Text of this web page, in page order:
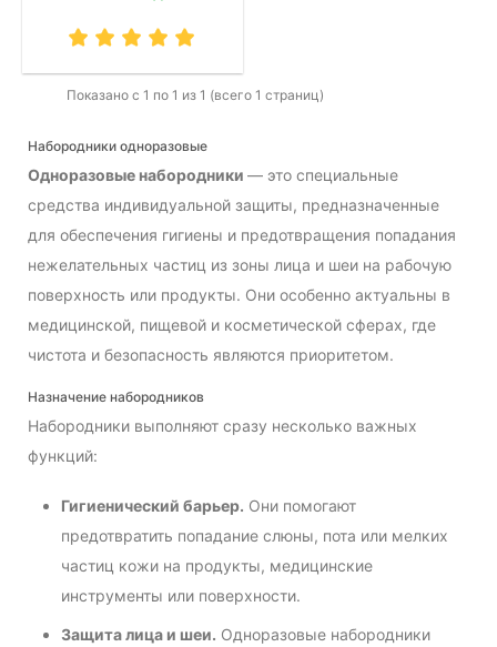
Показано с 1 по 1 из 1 (всего 1 страниц)
Набородники одноразовые
Одноразовые набородники — это специальные
средства индивидуальной защиты, предназначенные
для обеспечения гигиены и предотвращения попадания
нежелательных частиц из зоны лица и шеи на рабочую
поверхность или продукты. Они особенно актуальны в
медицинской, пищевой и косметической сферах, где
чистота и безопасность являются приоритетом.
Назначение набородников
Набородники выполняют сразу несколько важных
функций:
Гигиенический барьер. Они помогают
предотвратить попадание слюны, пота или мелких
частиц кожи на продукты, медицинские
инструменты или поверхности.
Защита лица и шеи. Одноразовые набородники